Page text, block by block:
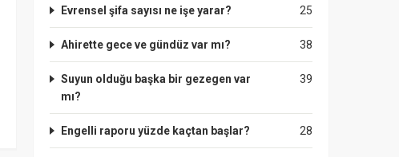
25
Evrensel şifa sayısı ne işe yarar?
38
Ahirette gece ve gündüz var mı?
39
Suyun olduğu başka bir gezegen var
mı?
28
Engelli raporu yüzde kaçtan başlar?